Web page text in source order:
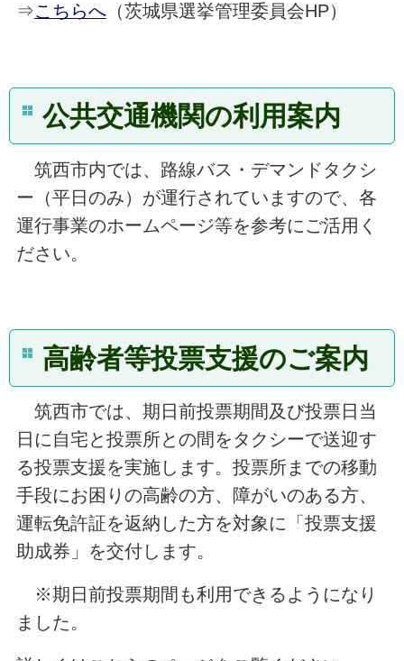
⇒こちらへ（茨城県選挙管理委員会HP）
公共交通機関の利用案内
筑西市内では、路線バス・デマンドタクシ
ー（平日のみ）が運行されていますので、各
運行事業のホームページ等を参考にご活用く
ださい。
高齢者等投票支援のご案内
筑西市では、期日前投票期間及び投票日当
日に自宅と投票所との間をタクシーで送迎す
る投票支援を実施します。投票所までの移動
手段にお困りの高齢の方、障がいのある方、
運転免許証を返納した方を対象に「投票支援
助成券」を交付します。
※期日前投票期間も利用できるようになり
ました。